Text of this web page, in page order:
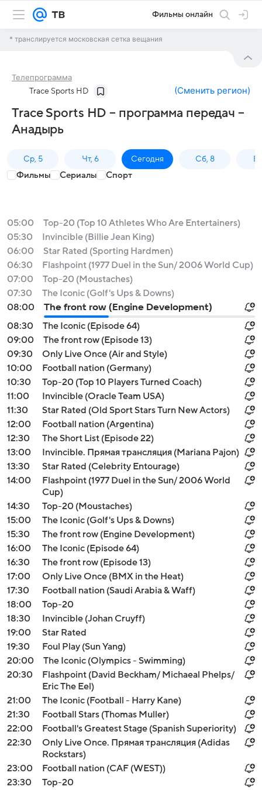
Фильмы онлайн
* транслируется московская сетка вещания
Телепрограмма
Trace Sports HD (Сменить регион)
Trace Sports HD – программа передач –
Анадырь
Ср, 5 Чт, 6 Сегодня Сб, 8
Фильмы Сериалы Спорт
05:00
Top-20 (Top 10 Athletes Who Are Entertainers)
05:30
Invincible (Billie Jean King)
06:00
Star Rated (Sporting Hardmen)
06:30
Flashpoint (1977 Duel in the Sun/ 2006 World Cup)
07:00
Top-20 (Moustaches)
07:30
The Iconic (Golf's Ups & Downs)
08:00
The front row (Engine Development)
08:30
The Iconic (Episode 64)
09:00
The front row (Episode 13)
09:30
Only Live Once (Air and Style)
10:00
Football nation (Germany)
10:30
Top-20 (Top 10 Players Turned Coach)
11:00
Invincible (Oracle Team USA)
11:30
Star Rated (Old Sport Stars Turn New Actors)
12:00
Football nation (Argentina)
12:30
The Short List (Episode 22)
13:00
Invincible. Прямая трансляция (Mariana Pajon)
13:30
Star Rated (Celebrity Entourage)
14:00
Flashpoint (1977 Duel in the Sun/ 2006 World
Cup)
14:30
Top-20 (Moustaches)
15:00
The Iconic (Golf's Ups & Downs)
15:30
The front row (Engine Development)
16:00
The Iconic (Episode 64)
16:30
The front row (Episode 13)
17:00
Only Live Once (BMX in the Heat)
17:30
Football nation (Saudi Arabia & Waff)
18:00
Top-20
18:30
Invincible (Johan Cruyff)
19:00
Star Rated
19:30
Foul Play (Sun Yang)
20:00
The Iconic (Olympics - Swimming)
20:30
Flashpoint (David Beckham/ Michaeal Phelps/
Eric The Eel)
21:00
The Iconic (Football - Harry Kane)
21:30
Football Stars (Thomas Muller)
22:00
Football's Greatest Stage (Spanish Superiority)
22:30
Only Live Once. Прямая трансляция (Adidas
Rockstars)
23:00
Football nation (CAF (WEST))
23:30
Top-20